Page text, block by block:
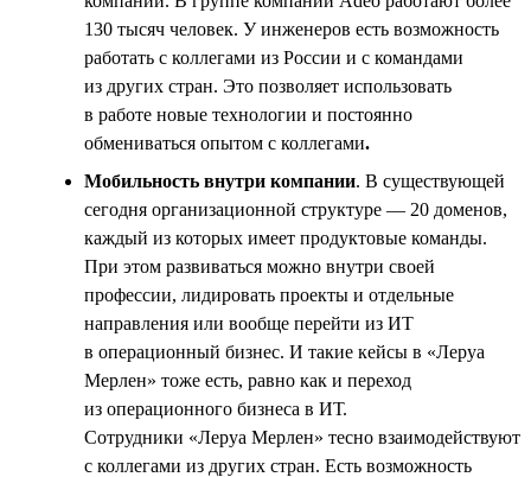
130 тысяч человек. У инженеров есть возможность
работать с коллегами из России и с командами
из других стран. Это позволяет использовать
в работе новые технологии и постоянно
обмениваться опытом с коллегами.
Мобильность внутри компании. В существующей
сегодня организационной структуре — 20 доменов,
каждый из которых имеет продуктовые команды.
При этом развиваться можно внутри своей
профессии, лидировать проекты и отдельные
направления или вообще перейти из ИТ
в операционный бизнес. И такие кейсы в «Леруа
Мерлен» тоже есть, равно как и переход
из операционного бизнеса в ИТ.
Сотрудники «Леруа Мерлен» тесно взаимодействуют
с коллегами из других стран. Есть возможность